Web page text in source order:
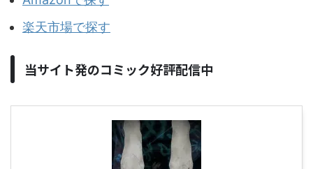
楽天市場で探す
当サイト発のコミック好評配信中